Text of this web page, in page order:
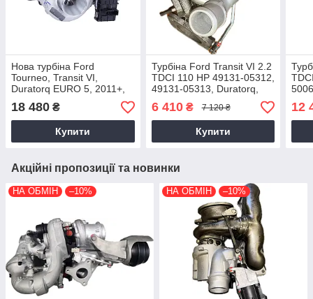
Нова турбіна Ford
Tourneo, Transit VI,
Duratorq EURO 5, 2011+,
BK2Q6K682GA
18 480 ₴
Купити
Турбіна Ford Transit VI 2.2
TDCI 110 HP 49131-05312,
49131-05313, Duratorq,
6C1Q6K682CE, 1567327,
2006+
6 410₴ 7 120 ₴
Купити
12
Акційні пропозиції та новинки
НА ОБМІН –10% НА ОБМІН –10%